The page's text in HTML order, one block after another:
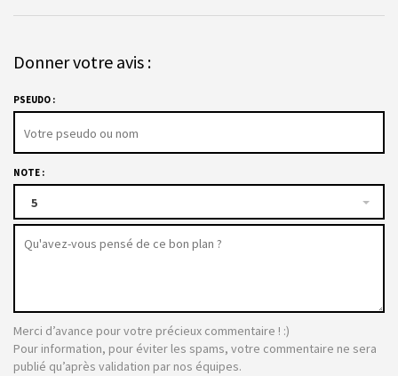
Donner votre avis :
PSEUDO :
NOTE :
5
Merci d’avance pour votre précieux commentaire ! :)
Pour information, pour éviter les spams, votre commentaire ne sera
publié qu’après validation par nos équipes.